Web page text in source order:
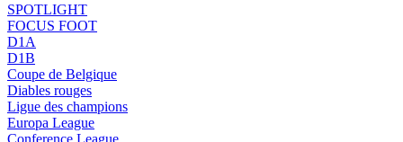
SPOTLIGHT
FOCUS FOOT
D1A
D1B
Coupe de Belgique
Diables rouges
Ligue des champions
Europa League
Conference League